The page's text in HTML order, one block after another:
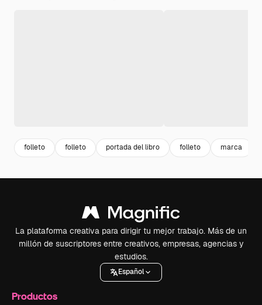
folleto folleto portada del libro folleto marca
La plataforma creativa para dirigir tu mejor trabajo. Más de un
millón de suscriptores entre creativos, empresas, agencias y
estudios.
Español
Productos